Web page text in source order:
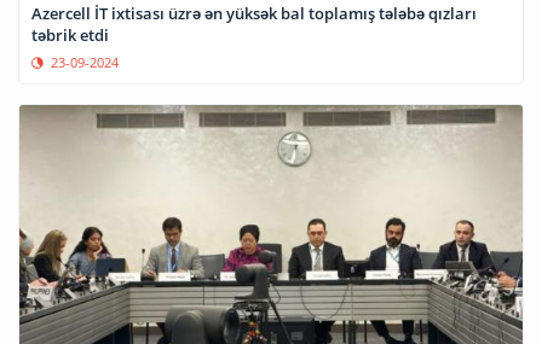
Azercell İT ixtisası üzrə ən yüksək bal toplamış tələbə qızları
təbrik etdi
23-09-2024